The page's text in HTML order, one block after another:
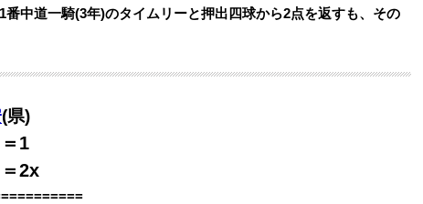
中道一騎(3年)のタイムリーと押出四球から2点を返すも、その
(県)
1
2x